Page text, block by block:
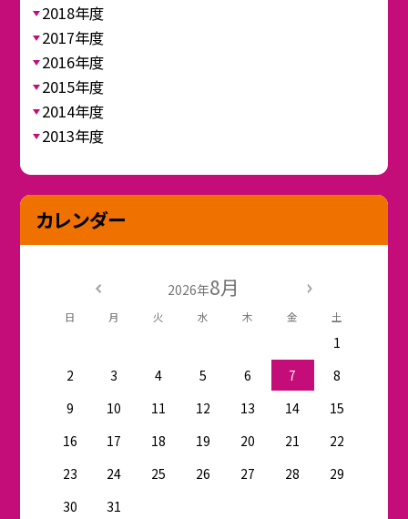
2018年度
2017年度
2016年度
2015年度
2014年度
2013年度
カレンダー
2026年8月
日 月 火 水 木 金 土
1
2
3 4 5 6 7
8
9
10 11 12 13 14
15
16
17 18 19 20 21
22
23
24 25 26 27 28
29
30
31